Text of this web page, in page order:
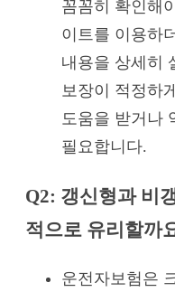
꼼꼼히 확인해
이트를 이용하
내용을 상세히
보장이 적정하
도움을 받거나
필요합니다.
Q2: 갱신형과 비
적으로 유리할까
운전자보험은